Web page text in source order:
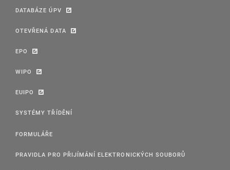
DATABÁZE ÚPV
OTEVŘENÁ DATA
EPO
WIPO
EUIPO
SYSTÉMY TŘÍDĚNÍ
FORMULÁŘE
PRAVIDLA PRO PŘIJÍMÁNÍ ELEKTRONICKÝCH SOUBORŮ